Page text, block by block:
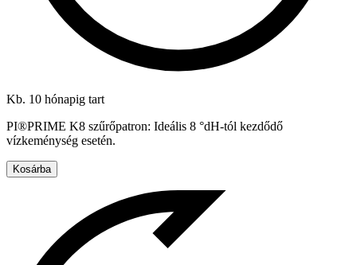
Kb. 10 hónapig tart
PI®PRIME K8 szűrőpatron: Ideális 8 °dH-tól kezdődő
vízkeménység esetén.
Kosárba